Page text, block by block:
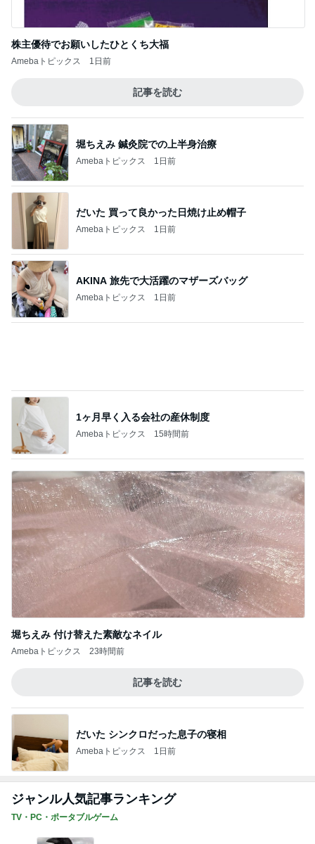
Amebaトピックス 1日前
Amebaトピックス 1日前
AKINA 旅先で大活躍のマザーズバッグ
Amebaトピックス 1日前
1ヶ月早く入る会社の産休制度
Amebaトピックス 15時間前
堀ちえみ 付け替えた素敵なネイル
Amebaトピックス
記事を読む
だいた シンクロだった息子の寝相
Amebaトピックス 1日前
ジャンル人気記事ランキング
TV・PC・ポータブルゲーム
8/7はっしーのひと言です、ロシア暗号資産法
の成立と中東外交から読み解く世界経済の行
あさのよあけ
【熊本地震】震度7は別次元！被災者ニーズは
刻々と変わる！